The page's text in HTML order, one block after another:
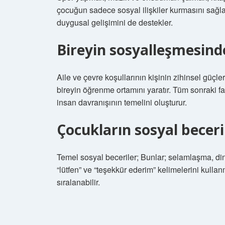
çocuğun sadece sosyal ilişkiler kurmasını
duygusal gelişimini de destekler.
Bireyin
Aile ve çevre koşullarının kişinin zihinsel
bireyin öğrenme ortamını yaratır. Tüm
insan davranışının temelini oluşturur.
Çocukların sosyal
Temel sosyal beceriler; Bunlar; selamlaşma,
“lütfen” ve “teşekkür ederim” kelimelerini
sıralanabilir.